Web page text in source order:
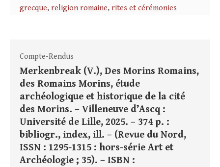
grecque, religion romaine, rites et cérémonies
Compte-Rendus
Merkenbreak (V.), Des Morins Romains,
des Romains Morins, étude
archéologique et historique de la cité
des Morins. – Villeneuve d’Ascq :
Université de Lille, 2025. – 374 p. :
bibliogr., index, ill. – (Revue du Nord,
ISSN : 1295-1315 : hors-série Art et
Archéologie ; 35). – ISBN :